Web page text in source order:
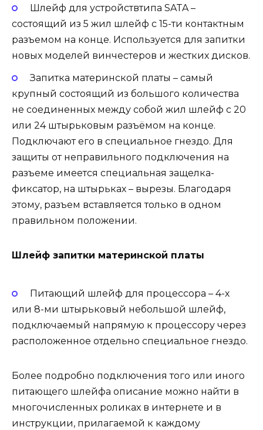
Шлейф для устройствтипа SATA –
состоящий из 5 жил шлейф с 15-ти контактным
разъемом на конце. Используется для запитки
новых моделей винчестеров и жестких дисков.
Запитка материнской платы – самый
крупный состоящий из большого количества
не соединенных между собой жил шлейф с 20
или 24 штырьковым разъёмом на конце.
Подключают его в специальное гнездо. Для
защиты от неправильного подключения на
разъеме имеется специальная защелка-
фиксатор, на штырьках – вырезы. Благодаря
этому, разъем вставляется только в одном
правильном положении.
Шлейф запитки материнской платы
Питающий шлейф для процессора – 4-х
или 8-ми штырьковый небольшой шлейф,
подключаемый напрямую к процессору через
расположенное отдельно специальное гнездо.
Более подробно подключения того или иного
питающего шлейфа описание можно найти в
многочисленных роликах в интернете и в
инструкции, прилагаемой к каждому